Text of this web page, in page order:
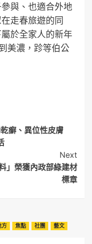
與、也適合外地
走春旅遊的同
於全家人的新年
美濃，跈等伯公
癬、異位性皮膚
Next
」榮獲內政部綠建材
標章
方 焦點 社團 藝文